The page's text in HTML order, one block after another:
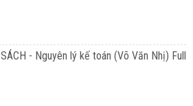
SÁCH - Nguyên lý kế toán (Võ Văn Nhị) Full